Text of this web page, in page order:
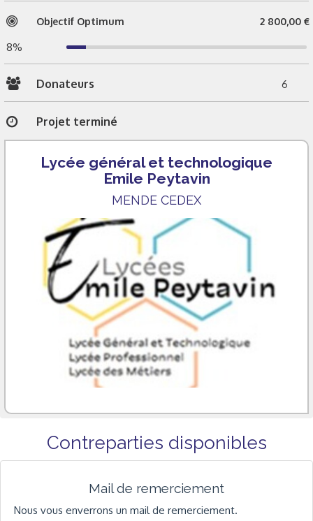
Objectif Optimum 2 800,00 €
8%
Donateurs 6
Projet terminé
Lycée général et technologique
Emile Peytavin
MENDE CEDEX
Contreparties disponibles
Mail de remerciement
Nous vous enverrons un mail de remerciement.